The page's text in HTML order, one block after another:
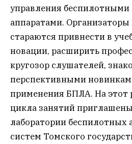
управления
аппаратами.
стараются привнести в
новации, расширить
кругозор слушателей,
перспективными
применения БПЛА. На этот
цикла занятий
лаборатории беспилотных
систем Томского